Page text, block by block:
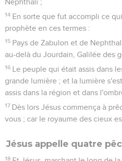
Nephthali ;
14 En sorte que fut accompli ce
prophète en ces termes :
15 Pays de Zabulon et de
au-delà du Jourdain, Galilée des
16 Le peuple qui était assis dans
grande lumière ; et la lumière
assis dans la région et dans
17 Dès lors Jésus commença à
vous ; car le royaume des cieux
Jésus appelle quatre
18